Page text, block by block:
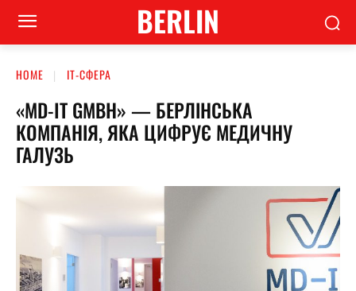
BERLIN
HOME ІТ-СФЕРА
«MD-IT GMBH» — БЕРЛІНСЬКА
КОМПАНІЯ, ЯКА ЦИФРУЄ МЕДИЧНУ
ГАЛУЗЬ